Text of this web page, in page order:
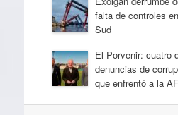
falta de controles
Sud
El Porvenir: cuatro
denuncias de
que enfrentó a la